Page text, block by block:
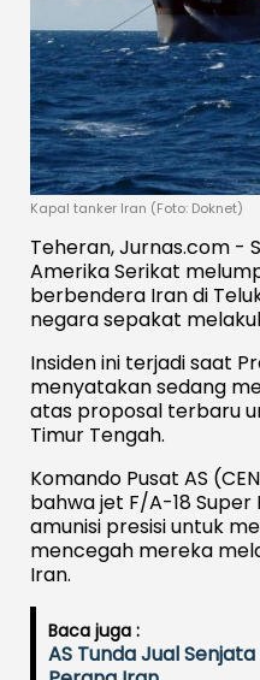
Kapal tanker Iran (Foto: Doknet)
Teheran, Jurnas.com -
Amerika Serikat
berbendera Iran di
negara sepakat
Insiden ini terjadi saat
menyatakan sedang
atas proposal terbaru
Timur Tengah.
Komando Pusat AS
bahwa jet F/A-18
amunisi presisi untuk
mencegah mereka
Iran.
Baca juga :
AS Tunda Jual